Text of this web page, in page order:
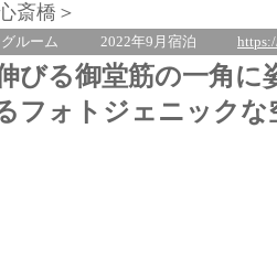
斎橋＞
ルーム 2022年9月宿泊
びる御堂筋の一角
フォトジェニックな